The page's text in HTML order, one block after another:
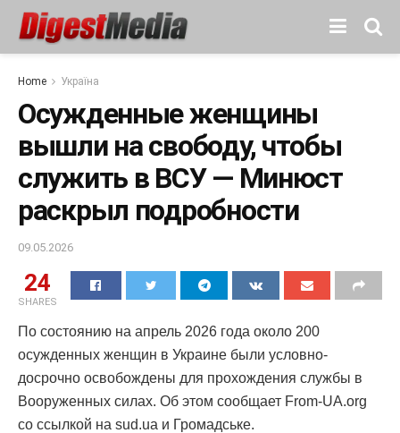
Home Україна
Осужденные женщины
вышли на свободу, чтобы
служить в ВСУ — Минюст
раскрыл подробности
09.05.2026
24
SHARES
По состоянию на апрель 2026 года около 200
осужденных женщин в Украине были условно-
досрочно освобождены для прохождения службы в
Вооруженных силах. Об этом сообщает From-UA.org
со ссылкой на sud.ua и Громадське.